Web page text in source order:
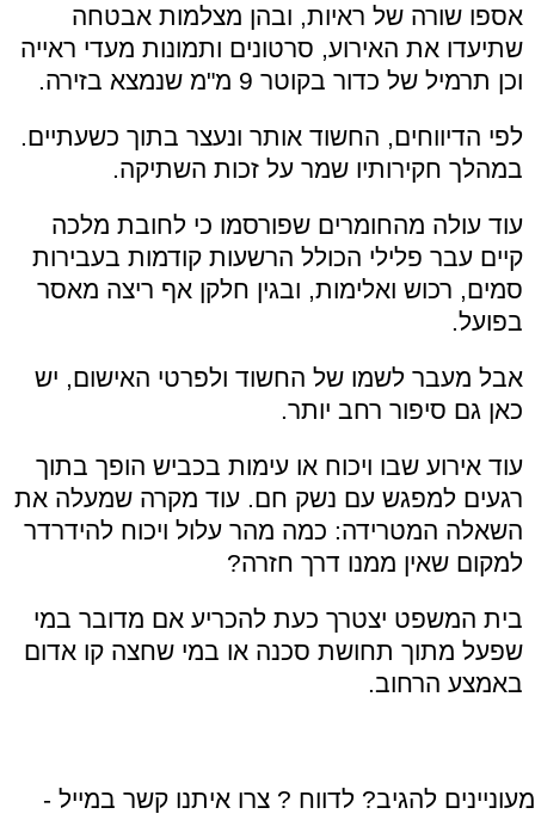
אספו שורה של ראיות, ובהן מצלמות אבטחה
שתיעדו את האירוע, סרטונים ותמונות מעדי ראייה
וכן תרמיל של כדור בקוטר 9 מ"מ שנמצא בזירה.
לפי הדיווחים, החשוד אותר ונעצר בתוך כשעתיים.
במהלך חקירותיו שמר על זכות השתיקה.
עוד עולה מהחומרים שפורסמו כי לחובת מלכה
קיים עבר פלילי הכולל הרשעות קודמות בעבירות
סמים, רכוש ואלימות, ובגין חלקן אף ריצה מאסר
בפועל.
אבל מעבר לשמו של החשוד ולפרטי האישום, יש
כאן גם סיפור רחב יותר.
עוד אירוע שבו ויכוח או עימות בכביש הופך בתוך
רגעים למפגש עם נשק חם. עוד מקרה שמעלה את
השאלה המטרידה: כמה מהר עלול ויכוח להידרדר
למקום שאין ממנו דרך חזרה?
בית המשפט יצטרך כעת להכריע אם מדובר במי
שפעל מתוך תחושת סכנה או במי שחצה קו אדום
באמצע הרחוב.
מעוניינים להגיב? לדווח ? צרו איתנו קשר במייל -